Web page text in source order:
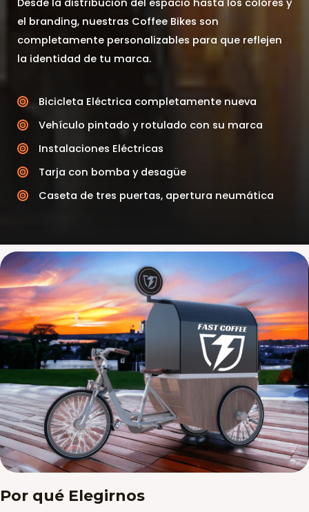
el branding, nuestras Coffee Bikes son
completamente personalizables para que reflejen
la identidad de tu marca.
Bicicleta Eléctrica completamente nueva
Vehículo pintado y rotulado con su marca
Instalaciones Eléctricas​
Tarja con bomba y desagüe​
Caseta de tres puertas, apertura neumática
Por qué Elegirnos